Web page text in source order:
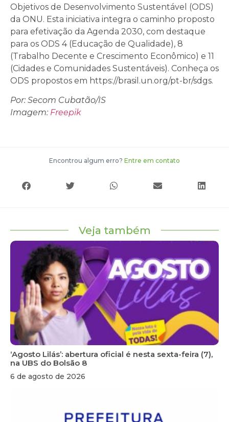
Objetivos de Desenvolvimento Sustentável (ODS)
da ONU. Esta iniciativa integra o caminho proposto
para efetivação da Agenda 2030, com destaque
para os ODS 4 (Educação de Qualidade), 8
(Trabalho Decente e Crescimento Econômico) e 11
(Cidades e Comunidades Sustentáveis). Conheça os
ODS propostos em https://brasil.un.org/pt-br/sdgs.
Por: Secom Cubatão/IS
Imagem: Freepik
Encontrou algum erro? Entre em contato
Veja também
‘Agosto Lilás’: abertura oficial é nesta sexta-feira (7),
na UBS do Bolsão 8
6 de agosto de 2026